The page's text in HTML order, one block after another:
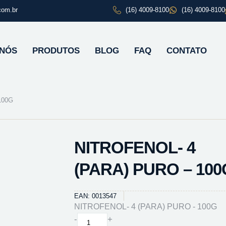
(16) 4009-8100 (16) 4009-8100
PRODUTOS BLOG FAQ CONTATO
NITROFENOL- 4
(PARA) PURO –
EAN: 0013547
NITROFENOL- 4 (PARA) PURO - 100G
-
NITROFENOL-
+